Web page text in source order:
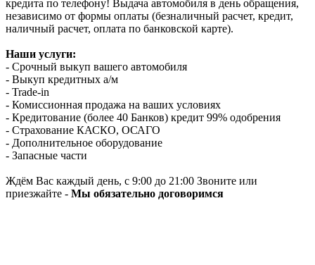
кредита по телефону! Выдача автомобиля в день обращения,
независимо от формы оплаты (безналичный расчет, кредит,
наличный расчет, оплата по банковской карте).
Наши услуги:
- Срочный выкуп вашего автомобиля
- Выкуп кредитных а/м
- Trade-in
- Комиссионная продажа на ваших условиях
- Кредитование (более 40 Банков) кредит 99% одобрения
- Страхование КАСКО, ОСАГО
- Дополнительное оборудование
- Запасные части
Ждём Вас каждый день, с 9:00 до 21:00 Звоните или
приезжайте - Мы обязательно договоримся